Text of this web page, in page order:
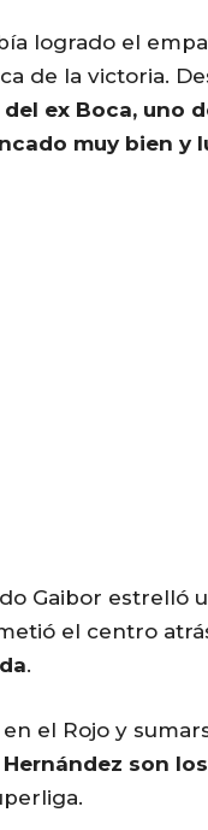
logrado el
de la victoria.
ex Boca, uno
muy bien y
Gaibor estrelló
el centro
.
el Rojo y
son